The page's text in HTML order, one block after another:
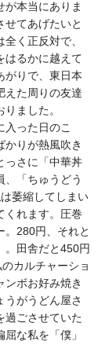
が本当にありま
せてあげたいと
く正反対で、
はるかに越えて
がりで、東日本
えた周りの友達
ました。
った日のこ
かりが熱風吹き
っさに「中華丼
、「ちゅうどう
萎縮してしまい
くれます。圧巻
。280円、それと
。田舎だと450円
カルチャーショ
ンボお好み焼き
うがうどん屋さ
過ごさせていた
な私を「僕」